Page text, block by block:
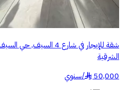
شقة للإيجار في شارع 4
الشرقية
50,000
§
/سنوي